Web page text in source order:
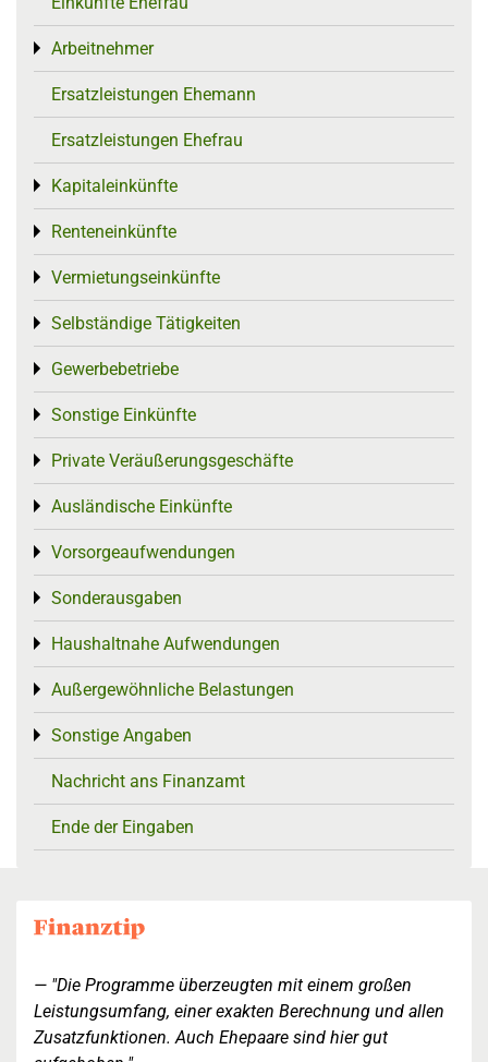
Arbeitnehmer
Toggle menu
Ersatzleistungen Ehemann
Ersatzleistungen Ehefrau
Kapitaleinkünfte
Toggle menu
Renteneinkünfte
Toggle menu
Vermietungseinkünfte
Toggle menu
Selbständige Tätigkeiten
Toggle menu
Gewerbebetriebe
Toggle menu
Sonstige Einkünfte
Toggle menu
Private Veräußerungsgeschäfte
Toggle menu
Ausländische Einkünfte
Toggle menu
Vorsorgeaufwendungen
Toggle menu
Sonderausgaben
Toggle menu
Haushaltnahe Aufwendungen
Toggle menu
Außergewöhnliche Belastungen
Toggle menu
Sonstige Angaben
Toggle menu
Nachricht ans Finanzamt
Ende der Eingaben
"Die Programme überzeugten mit einem großen
Leistungsumfang, einer exakten Berechnung und allen
Zusatzfunktionen. Auch Ehepaare sind hier gut